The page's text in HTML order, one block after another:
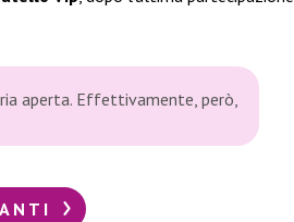
aperta. Effettivamente, però,